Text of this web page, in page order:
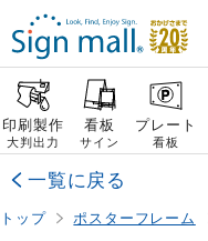
印刷製作
大判出力
看板
サイン
プレート
看板
一覧に戻る
トップ ポスターフレーム